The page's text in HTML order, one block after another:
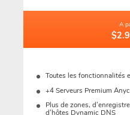
A
Toutes les fonctionnalités
+4 Serveurs Premium
Plus de zones,
d’hôtes Dynamic DNS